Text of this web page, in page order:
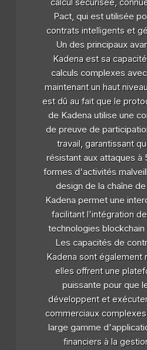
calcul sécurisée,
Pact, qui est utilisée
contrats intelligents et
Un des principaux
Kadena est sa
calculs complexes
maintenant un haut
est dû au fait que le
de Kadena utilise une
de preuve de
travail, garantissant
résistant aux attaques à
formes d'activités
design de la chaîne
Kadena permet une
facilitant l'intégration
technologies
Les capacités de
Kadena sont également
elles offrent une
puissante pour que
développent et
commerciaux
large gamme
financiers à la